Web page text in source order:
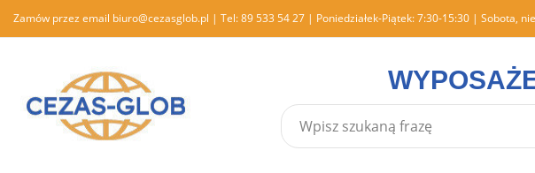
Zamów przez email biuro@cezasglob.pl | Tel:89 533 54 27 | Poniedziałek-Piątek: 7:30-15:30 | Sobota,